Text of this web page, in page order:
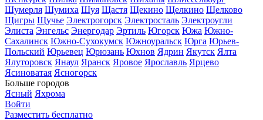
Шумерля Шумиха Шуя Щастя Щекино Щелкино Щелково
Щигры Щучье Электрогорск Электросталь Электроугли
Элиста Энгельс Энергодар Эртиль Югорск Южа Южно-
Сахалинск Южно-Сухокумск Южноуральск Юрга Юрьев-
Польский Юрьевец Юрюзань Юхнов Ядрин Якутск Ялта
Ялуторовск Янаул Яранск Яровое Ярославль Ярцево
Ясиноватая Ясногорск
Больше городов
Ясный Яхрома
Войти
Разместить бесплатно